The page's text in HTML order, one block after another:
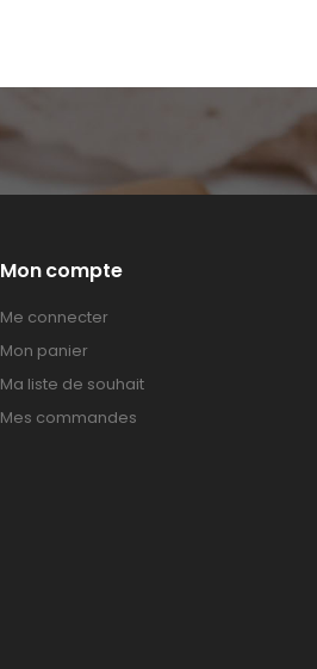
Mon compte
Me connecter
Mon panier
Ma liste de souhait
Mes commandes